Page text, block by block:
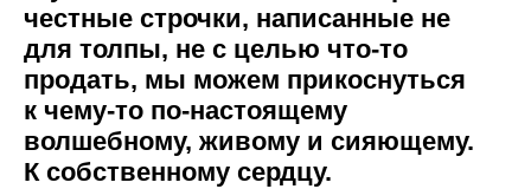
честные строчки, написанные не
для толпы, не с целью что-то
продать, мы можем прикоснуться
к чему-то по-настоящему
волшебному, живому и сияющему.
К собственному сердцу.